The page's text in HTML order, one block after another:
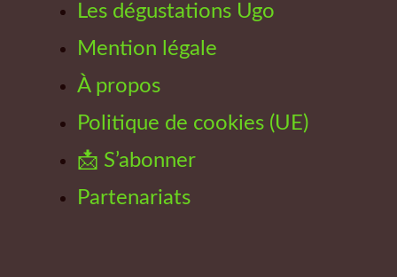
Les dégustations Ugo
Mention légale
À propos
Politique de cookies (UE)
📩 S’abonner
Partenariats